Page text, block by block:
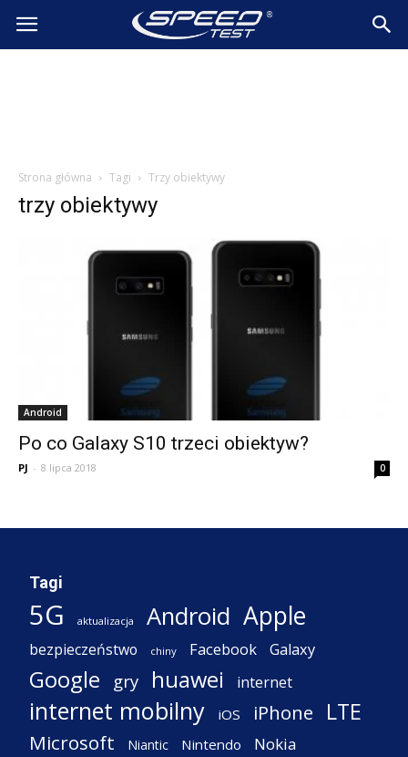
SpeedTest.pl
Strona główna Tagi Trzy obiektywy
trzy obiektywy
Android
Po co Galaxy S10 trzeci obiektyw?
PJ - 8 lipca 2018 0
Tagi
5G aktualizacja Android Apple
bezpieczeństwo chiny Facebook Galaxy
Google gry huawei internet
internet mobilny iOS iPhone LTE
Microsoft Niantic Nintendo Nokia